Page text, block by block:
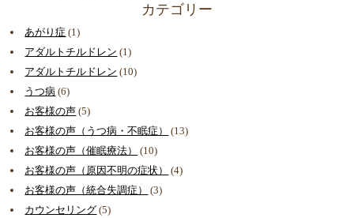
カテゴリー
あがり症 (1)
アダルトチルドレン (1)
アダルトチルドレン (10)
うつ病 (6)
お客様の声 (5)
お客様の声（うつ病・不眠症）
(13)
お客様の声（催眠療法）
(10)
お客様の声（原因不明の症状）
(4)
お客様の声（統合失調症）
(3)
カウンセリング (5)